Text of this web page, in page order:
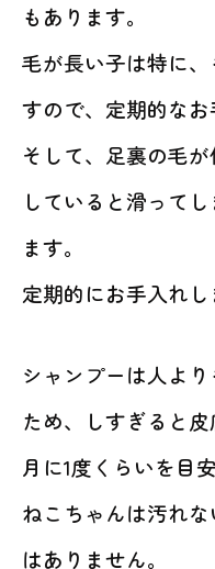
もあります。
毛が長い子は特に
すので、定期的なお
そして、足裏の毛
していると滑って
ます。
定期的にお手入れし
シャンプーは人よ
ため、しすぎると皮
月に1度くらいを目
ねこちゃんは汚れ
はありません。